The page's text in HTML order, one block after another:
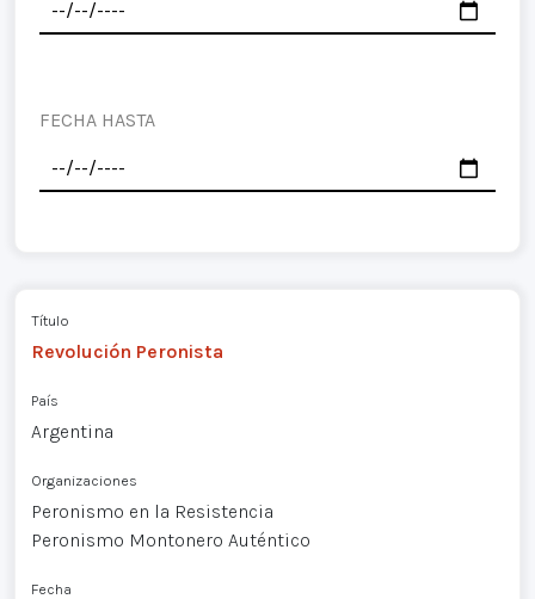
FECHA HASTA
Título
Revolución Peronista
País
Argentina
Organizaciones
Peronismo en la Resistencia
Peronismo Montonero Auténtico
Fecha